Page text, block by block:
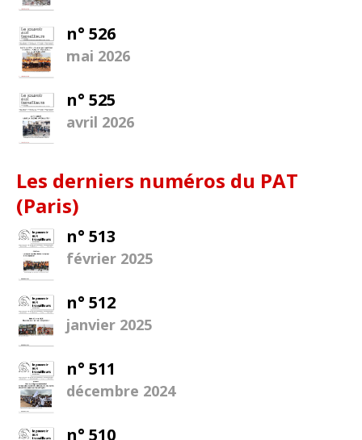
n° 526
mai 2026
n° 525
avril 2026
Les derniers numéros du PAT
(Paris)
n° 513
février 2025
n° 512
janvier 2025
n° 511
décembre 2024
n° 510